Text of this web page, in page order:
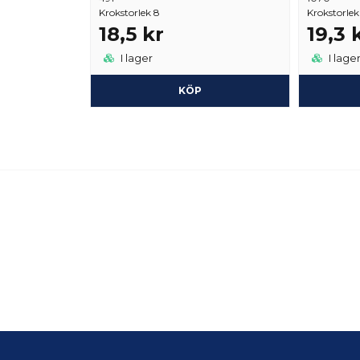
Krokstorlek 8
18,5 kr
I lager
KÖP
19,3
I lager